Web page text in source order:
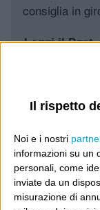
Il rispetto
Noi e i nostri
informazioni su un
personali, come
inviate da un
misurazione di
consiglia in
Leggi il Post,
Luca Sofri
POST PRECEDENTE
Dedica